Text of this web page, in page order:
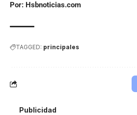
Por: Hsbnoticias.com
TAGGED: principales
Publicidad